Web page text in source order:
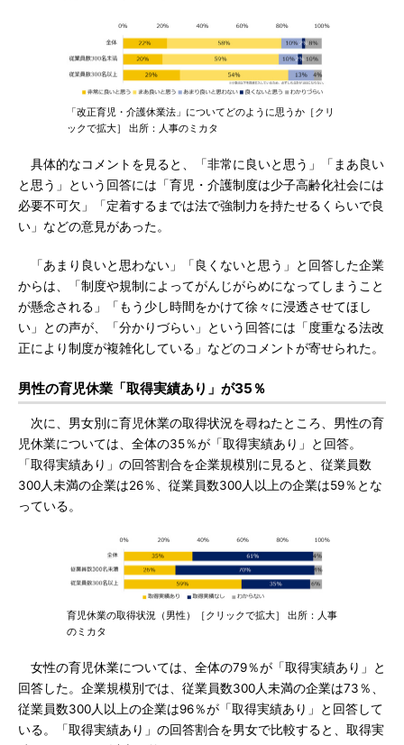
「改正育児・介護休業法」についてどのように思うか［クリ
ックで拡大］ 出所：人事のミカタ
具体的なコメントを見ると、「非常に良いと思う」「まあ良い
と思う」という回答には「育児・介護制度は少子高齢化社会には
必要不可欠」「定着するまでは法で強制力を持たせるくらいで良
い」などの意見があった。
「あまり良いと思わない」「良くないと思う」と回答した企業
からは、「制度や規制によってがんじがらめになってしまうこと
が懸念される」「もう少し時間をかけて徐々に浸透させてほし
い」との声が、「分かりづらい」という回答には「度重なる法改
正により制度が複雑化している」などのコメントが寄せられた。
男性の育児休業「取得実績あり」が35％
次に、男女別に育児休業の取得状況を尋ねたところ、男性の育
児休業については、全体の35％が「取得実績あり」と回答。
「取得実績あり」の回答割合を企業規模別に見ると、従業員数
300人未満の企業は26％、従業員数300人以上の企業は59％とな
っている。
育児休業の取得状況（男性）［クリックで拡大］ 出所：人事
のミカタ
女性の育児休業については、全体の79％が「取得実績あり」と
回答した。企業規模別では、従業員数300人未満の企業は73％、
従業員数300人以上の企業は96％が「取得実績あり」と回答して
いる。「取得実績あり」の回答割合を男女で比較すると、取得実